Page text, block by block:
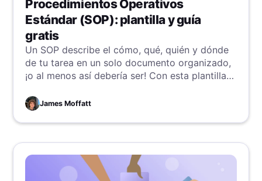
Procedimientos Operativos
Estándar (SOP): plantilla y guía
gratis
Un SOP describe el cómo, qué, quién y dónde
de tu tarea en un solo documento organizado,
¡o al menos así debería ser! Con esta plantilla
y tu equipo estarán en camino hacia la
consistencia y eficiencia.
James Moffatt